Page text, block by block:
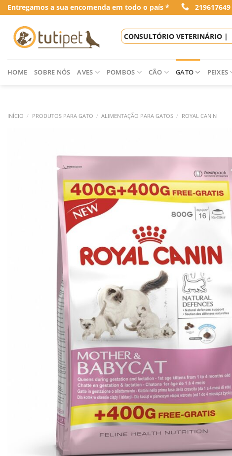
Skip
to
content
Entregamos a sua encomenda em todo o país * 219617649
CONSULTÓRIO VETERINÁRIO |
HOME SOBRE NÓS AVES POMBOS CÃO GATO PEIXES
INÍCIO / PRODUTOS PARA GATO / ALIMENTAÇÃO PARA GATOS / ROYAL CANIN